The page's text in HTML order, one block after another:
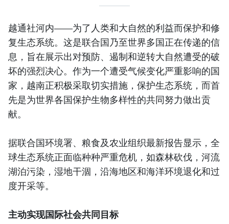
越通社河内——为了人类和大自然的利益而保护和修
复生态系统。这是联合国乃至世界多国正在传递的信
息，旨在展示出对预防、遏制和逆转大自然遭受的破
坏的强烈决心。作为一个遭受气候变化严重影响的国
家，越南正积极采取切实措施，保护生态系统，而首
先是为世界各国保护生物多样性的共同努力做出贡
献。
据联合国环境署、粮食及农业组织最新报告显示，全
球生态系统正面临种种严重危机，如森林砍伐，河流
湖泊污染，湿地干涸，沿海地区和海洋环境退化和过
度开采等。
主动实现国际社会共同目标